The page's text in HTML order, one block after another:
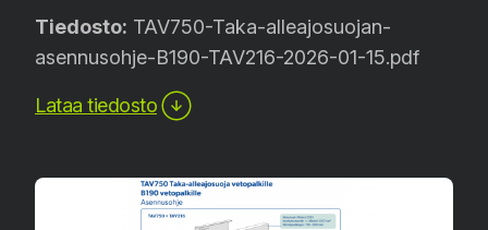
Tiedosto: TAV750-Taka-alleajosuojan-
asennusohje-B190-TAV216-2026-01-15.pdf
Lataa tiedosto